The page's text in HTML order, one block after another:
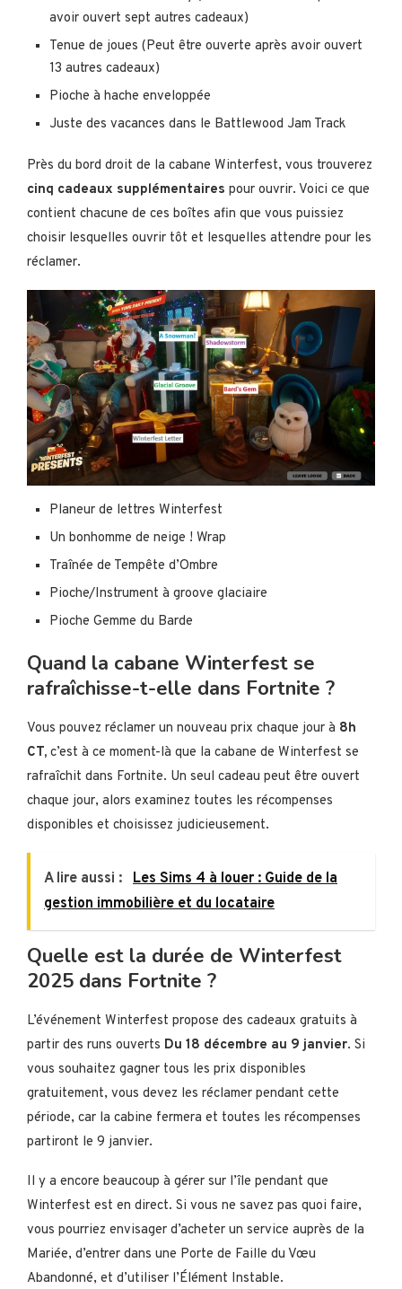
avoir ouvert sept autres cadeaux)
Tenue de joues (Peut être ouverte après avoir ouvert
13 autres cadeaux)
Pioche à hache enveloppée
Juste des vacances dans le Battlewood Jam Track
Près du bord droit de la cabane Winterfest, vous trouverez
cinq cadeaux supplémentaires pour ouvrir. Voici ce que
contient chacune de ces boîtes afin que vous puissiez
choisir lesquelles ouvrir tôt et lesquelles attendre pour les
réclamer.
Planeur de lettres Winterfest
Un bonhomme de neige ! Wrap
Traînée de Tempête d’Ombre
Pioche/Instrument à groove glaciaire
Pioche Gemme du Barde
Quand la cabane Winterfest se
rafraîchisse-t-elle dans Fortnite ?
Vous pouvez réclamer un nouveau prix chaque jour à 8h
CT, c’est à ce moment-là que la cabane de Winterfest se
rafraîchit dans Fortnite. Un seul cadeau peut être ouvert
chaque jour, alors examinez toutes les récompenses
disponibles et choisissez judicieusement.
A lire aussi : Les Sims 4 à louer : Guide de la
gestion immobilière et du locataire
Quelle est la durée de Winterfest
2025 dans Fortnite ?
L’événement Winterfest propose des cadeaux gratuits à
partir des runs ouverts Du 18 décembre au 9 janvier. Si
vous souhaitez gagner tous les prix disponibles
gratuitement, vous devez les réclamer pendant cette
période, car la cabine fermera et toutes les récompenses
partiront le 9 janvier.
Il y a encore beaucoup à gérer sur l’île pendant que
Winterfest est en direct. Si vous ne savez pas quoi faire,
vous pourriez envisager d’acheter un service auprès de la
Mariée, d’entrer dans une Porte de Faille du Vœu
Abandonné, et d’utiliser l’Élément Instable.